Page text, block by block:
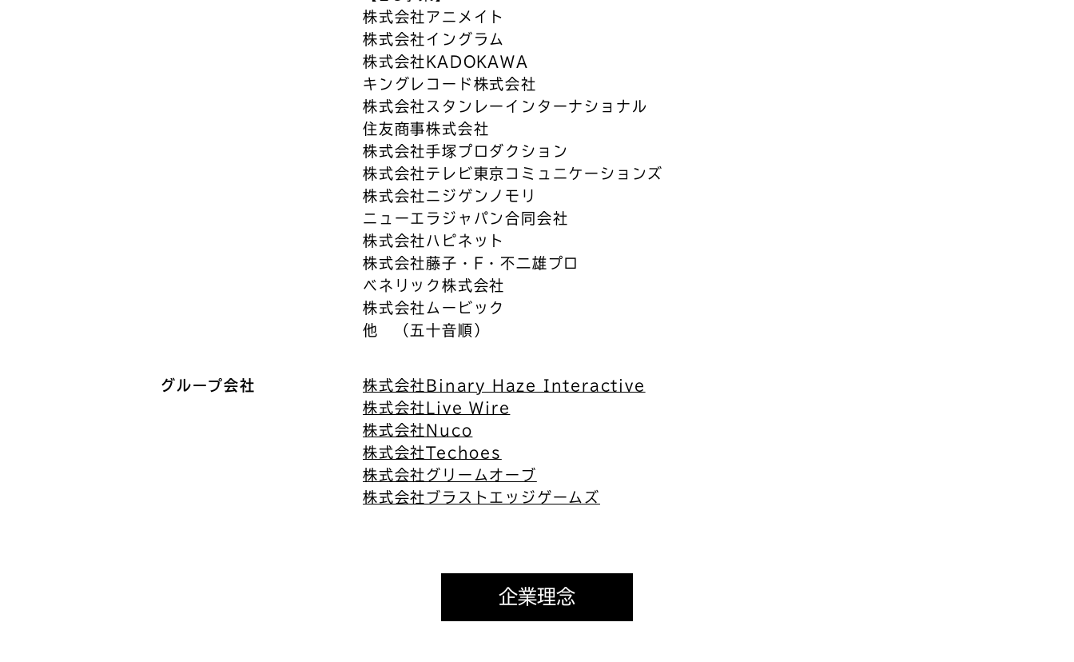
株式会社アニメイト
株式会社イングラム
株式会社KADOKAWA
キングレコード株式会社
株式会社スタンレーインターナショナル
住友商事株式会社
株式会社手塚プロダクション
株式会社テレビ東京コミュニケーションズ
株式会社ニジゲンノモリ
ニューエラジャパン合同会社
株式会社ハピネット
株式会社藤子・F・不二雄プロ
ベネリック株式会社
株式会社ムービック
他 （五十音順）
グループ会社
株式会社Binary Haze Interactive
株式会社Live Wire
株式会社Nuco
株式会社Techoes
株式会社グリームオーブ
株式会社ブラストエッジゲームズ
企業理念